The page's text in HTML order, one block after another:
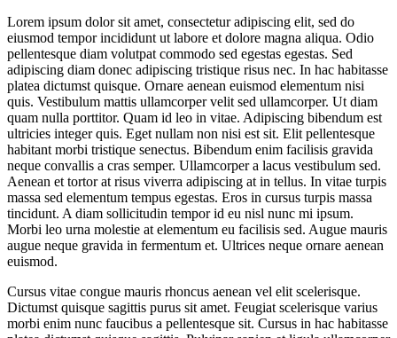
Lorem ipsum dolor sit amet, consectetur adipiscing elit, sed do
eiusmod tempor incididunt ut labore et dolore magna aliqua. Odio
pellentesque diam volutpat commodo sed egestas egestas. Sed
adipiscing diam donec adipiscing tristique risus nec. In hac habitasse
platea dictumst quisque. Ornare aenean euismod elementum nisi
quis. Vestibulum mattis ullamcorper velit sed ullamcorper. Ut diam
quam nulla porttitor. Quam id leo in vitae. Adipiscing bibendum est
ultricies integer quis. Eget nullam non nisi est sit. Elit pellentesque
habitant morbi tristique senectus. Bibendum enim facilisis gravida
neque convallis a cras semper. Ullamcorper a lacus vestibulum sed.
Aenean et tortor at risus viverra adipiscing at in tellus. In vitae turpis
massa sed elementum tempus egestas. Eros in cursus turpis massa
tincidunt. A diam sollicitudin tempor id eu nisl nunc mi ipsum.
Morbi leo urna molestie at elementum eu facilisis sed. Augue mauris
augue neque gravida in fermentum et. Ultrices neque ornare aenean
euismod.
Cursus vitae congue mauris rhoncus aenean vel elit scelerisque.
Dictumst quisque sagittis purus sit amet. Feugiat scelerisque varius
morbi enim nunc faucibus a pellentesque sit. Cursus in hac habitasse